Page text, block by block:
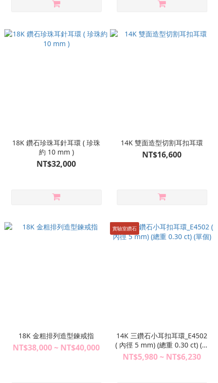
18K 鑽石珍珠耳針耳環 ( 珍珠
約 10 mm )
NT$32,000
14K 雙面造型切割耳扣耳環
NT$16,600
18K 金粗排列造型鍊戒指
NT$38,000 ~ NT$40,000
實驗室鑽石
14K 三鑽石小耳扣耳環_E4502
( 內徑 5 mm) (總重 0.30 ct) (單
個)
NT$5,980 ~ NT$6,230